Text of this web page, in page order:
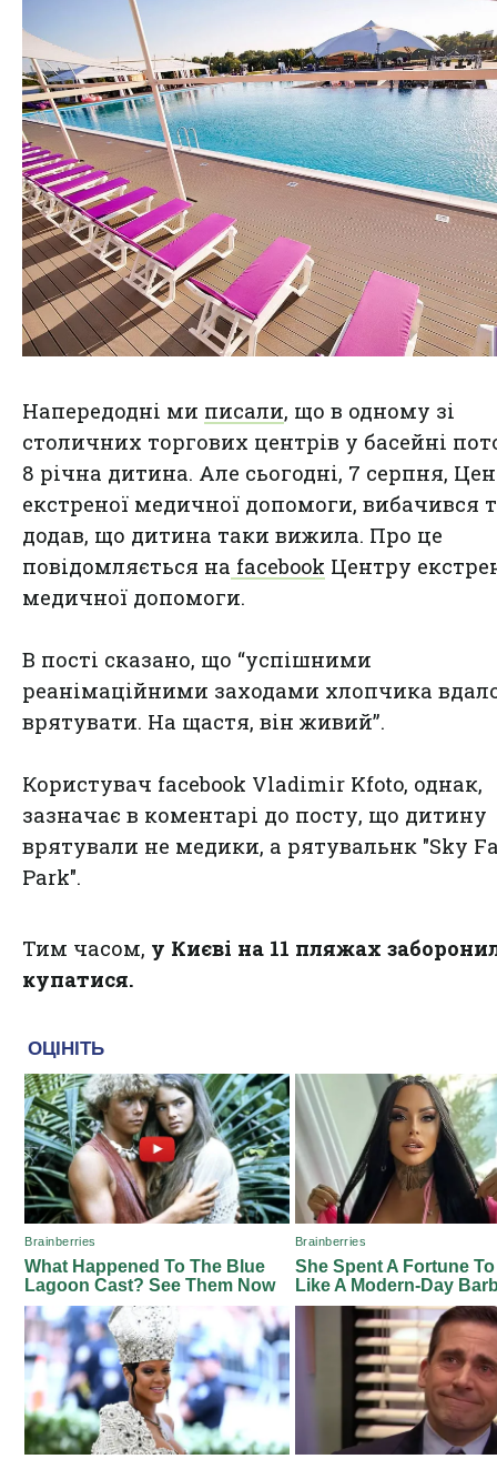
Напередодні ми писали, що в одному зі
столичних торгових центрів у басейні
8 річна дитина. Але сьогодні, 7 серпня,
екстреної медичної допомоги, вибачився
додав, що дитина таки вижила. Про це
повідомляється на facebook Центру
медичної допомоги.
В пості сказано, що “успішними
реанімаційними заходами хлопчика
врятувати. На щастя, він живий”.
Користувач facebook Vladimir Kfoto, однак,
зазначає в коментарі до посту, що дитину
врятували не медики, а рятувальнк "Sky
Park".
Тим часом, у Києві на 11 пляжах
купатися.